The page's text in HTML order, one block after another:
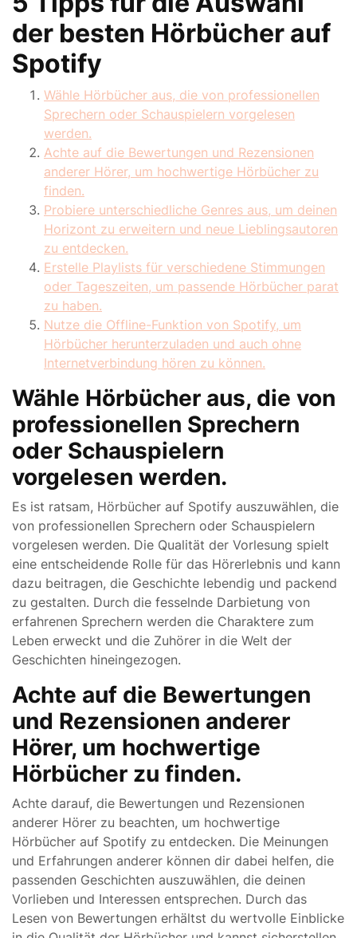
der besten Hörbücher auf
Spotify
Wähle Hörbücher aus, die von professionellen
Sprechern oder Schauspielern vorgelesen
werden.
Achte auf die Bewertungen und Rezensionen
anderer Hörer, um hochwertige Hörbücher zu
finden.
Probiere unterschiedliche Genres aus, um deinen
Horizont zu erweitern und neue Lieblingsautoren
zu entdecken.
Erstelle Playlists für verschiedene Stimmungen
oder Tageszeiten, um passende Hörbücher parat
zu haben.
Nutze die Offline-Funktion von Spotify, um
Hörbücher herunterzuladen und auch ohne
Internetverbindung hören zu können.
Wähle Hörbücher aus, die von
professionellen Sprechern
oder Schauspielern
vorgelesen werden.
Es ist ratsam, Hörbücher auf Spotify auszuwählen, die
von professionellen Sprechern oder Schauspielern
vorgelesen werden. Die Qualität der Vorlesung spielt
eine entscheidende Rolle für das Hörerlebnis und kann
dazu beitragen, die Geschichte lebendig und packend
zu gestalten. Durch die fesselnde Darbietung von
erfahrenen Sprechern werden die Charaktere zum
Leben erweckt und die Zuhörer in die Welt der
Geschichten hineingezogen.
Achte auf die Bewertungen
und Rezensionen anderer
Hörer, um hochwertige
Hörbücher zu finden.
Achte darauf, die Bewertungen und Rezensionen
anderer Hörer zu beachten, um hochwertige
Hörbücher auf Spotify zu entdecken. Die Meinungen
und Erfahrungen anderer können dir dabei helfen, die
passenden Geschichten auszuwählen, die deinen
Vorlieben und Interessen entsprechen. Durch das
Lesen von Bewertungen erhältst du wertvolle Einblicke